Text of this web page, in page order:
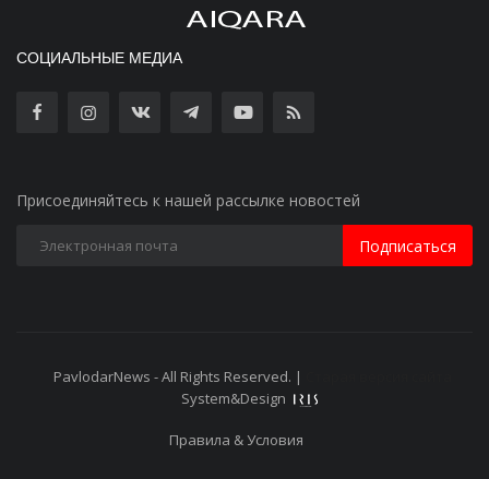
СОЦИАЛЬНЫЕ МЕДИА
Присоединяйтесь к нашей рассылке новостей
Подписаться
PavlodarNews - All Rights Reserved. |
System&Design
Правила & Условия